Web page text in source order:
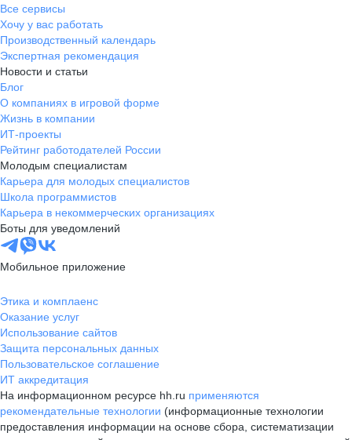
Все сервисы
Хочу у вас работать
Производственный календарь
Экспертная рекомендация
Новости и статьи
Блог
О компаниях в игровой форме
Жизнь в компании
ИТ-проекты
Рейтинг работодателей России
Молодым специалистам
Карьера для молодых специалистов
Школа программистов
Карьера в некоммерческих организациях
Боты для уведомлений
Мобильное приложение
Этика и комплаенс
Оказание услуг
Использование сайтов
Защита персональных данных
Пользовательское соглашение
ИТ аккредитация
На информационном ресурсе hh.ru применяются
рекомендательные технологии (информационные технологии
предоставления информации на основе сбора, систематизации